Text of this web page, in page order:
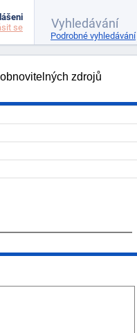
zdrojů
se
Podrobné vyhledávání